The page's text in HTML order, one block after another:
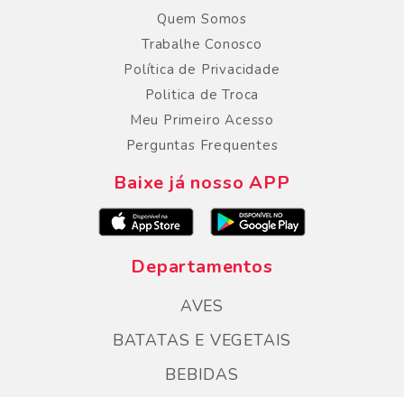
Quem Somos
Trabalhe Conosco
Política de Privacidade
Politica de Troca
Meu Primeiro Acesso
Perguntas Frequentes
Baixe já nosso APP
Departamentos
AVES
BATATAS E VEGETAIS
BEBIDAS